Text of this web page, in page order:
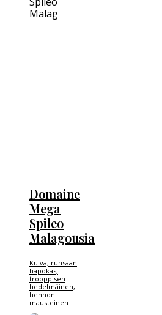
Domaine
Mega
Spileo
Malagousia
Kuiva, runsaan
hapokas,
trooppisen
hedelmäinen,
hennon
mausteinen